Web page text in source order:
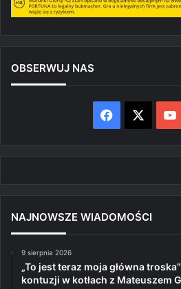
OBSERWUJ NAS
Facebook
NAJNOWSZE WIADOMOŚCI
9 sierpnia 2026
„To jest teraz moja główna
kontuzji w kotłach z Mateuszem